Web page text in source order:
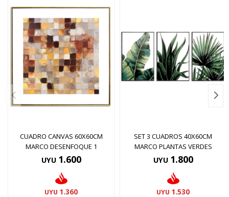
CUADRO CANVAS 60X60CM
MARCO DESENFOQUE 1
UYU 1.600
UYU 1.360
SET 3 CUADROS 40X60CM
MARCO PLANTAS VERDES
UYU 1.800
UYU 1.530